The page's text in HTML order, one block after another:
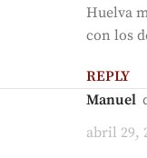
Huelva
con los
REPLY
Manuel
abril 29,